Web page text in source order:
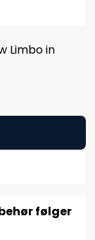
Limbo in
følger